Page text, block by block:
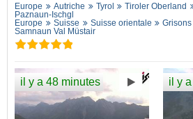
Europe Autriche Tyrol Tiroler Oberland
Paznaun-Ischgl
Europe
Suisse Suisse orientale Grisons
Samnaun Val Müstair
il y a 48 minutes il y